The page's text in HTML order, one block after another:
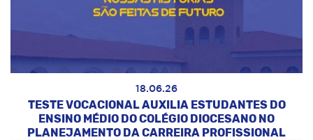
18.06.26
TESTE VOCACIONAL AUXILIA ESTUDANTES DO
ENSINO MÉDIO DO COLÉGIO DIOCESANO NO
PLANEJAMENTO DA CARREIRA PROFISSIONAL